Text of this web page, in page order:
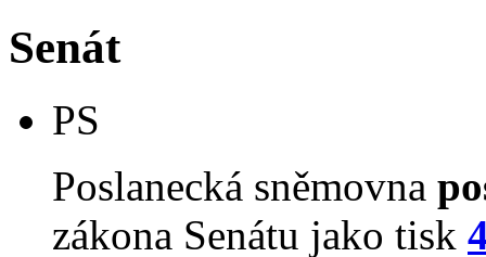
Senát
PS
Poslanecká sněmovna
zákona Senátu jako tisk